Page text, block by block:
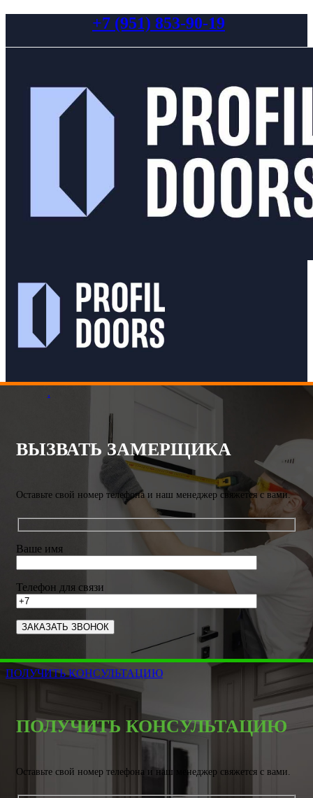
+7 (951) 853-90-19
.
ВЫЗВАТЬ ЗАМЕРЩИКА
Оставьте свой номер телефона и наш менеджер свяжется с вами.
Ваше имя
Телефон для связи
ПОЛУЧИТЬ КОНСУЛЬТАЦИЮ
ПОЛУЧИТЬ КОНСУЛЬТАЦИЮ
Оставьте свой номер телефона и наш менеджер свяжется с вами.